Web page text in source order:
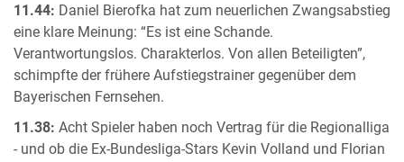
11.44: Daniel Bierofka hat zum neuerlichen Zwangsabstieg
eine klare Meinung: “Es ist eine Schande.
Verantwortungslos. Charakterlos. Von allen Beteiligten”,
schimpfte der frühere Aufstiegstrainer gegenüber dem
Bayerischen Fernsehen.
11.38: Acht Spieler haben noch Vertrag für die Regionalliga
- und ob die Ex-Bundesliga-Stars Kevin Volland und Florian